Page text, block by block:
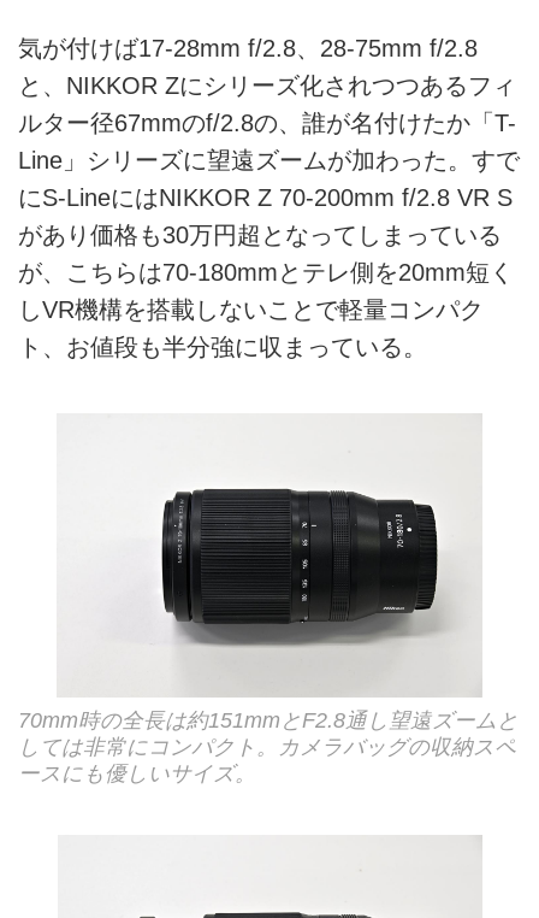
気が付けば17-28mm f/2.8、28-75mm f/2.8
と、NIKKOR Zにシリーズ化されつつあるフィ
ルター径67mmのf/2.8の、誰が名付けたか「T-
Line」シリーズに望遠ズームが加わった。すで
にS-LineにはNIKKOR Z 70-200mm f/2.8 VR S
があり価格も30万円超となってしまっている
が、こちらは70-180mmとテレ側を20mm短く
しVR機構を搭載しないことで軽量コンパク
ト、お値段も半分強に収まっている。
70mm時の全長は約151mmとF2.8通し望遠ズームと
しては非常にコンパクト。カメラバッグの収納スペ
ースにも優しいサイズ。